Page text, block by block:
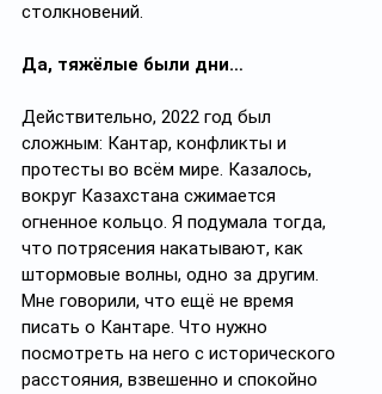
столкновений.
Да, тяжёлые были дни…
Действительно, 2022 год был
сложным: Кантар, конфликты и
протесты во всём мире. Казалось,
вокруг Казахстана сжимается
огненное кольцо. Я подумала тогда,
что потрясения накатывают, как
штормовые волны, одно за другим.
Мне говорили, что ещё не время
писать о Кантаре. Что нужно
посмотреть на него с исторического
расстояния, взвешенно и спокойно